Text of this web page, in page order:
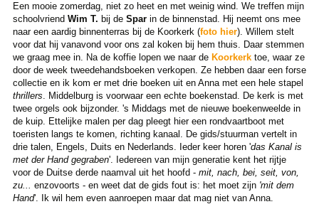
Een mooie zomerdag, niet zo heet en met weinig wind. We treffen mijn
schoolvriend Wim T. bij de Sparin de binnenstad. Hij neemt ons mee
naar een aardig binnenterras bij de Koorkerk (foto hier). Willem stelt
voor dat hij vanavond voor ons zal koken bij hem thuis. Daar stemmen
we graag mee in. Na de koffie lopen we naar de Koorkerktoe, waar ze
door de week tweedehandsboeken verkopen. Ze hebben daar een forse
collectie en ik kom er met drie boeken uit en Anna met een hele stapel
thrillers. Middelburg is voorwaar een echte boekenstad. De kerk is met
twee orgels ook bijzonder. 's Middags met de nieuwe boekenweelde in
de kuip. Ettelijke malen per dag pleegt hier een rondvaartboot met
toeristen langs te komen, richting kanaal. De gids/stuurman vertelt in
drie talen, Engels, Duits en Nederlands. Ieder keer horen 'das Kanal is
met der Hand gegraben'. Iedereen van mijn generatie kent het rijtje
voor de Duitse derde naamval uit het hoofd - mit, nach, bei, seit, von,
zu... enzovoorts - en weet dat de gids fout is: het moet zijn 'mit dem
Hand'. Ik wil hem even aanroepen maar dat mag niet van Anna.